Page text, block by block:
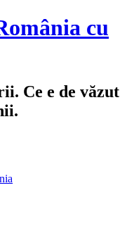
cu
Ce e de văzut